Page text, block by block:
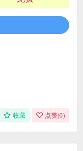
收藏 点赞(0)